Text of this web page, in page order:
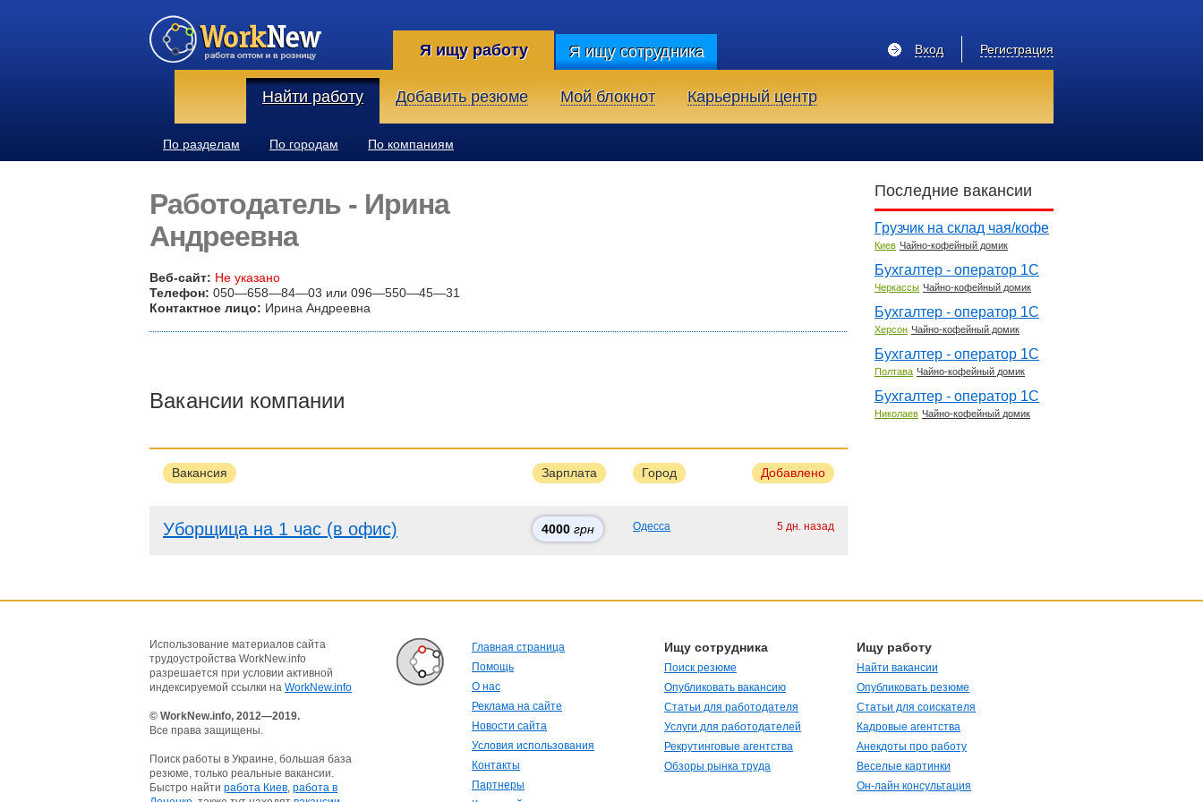
Я ищу работу Я ищу сотрудника Регистрация
Вход
Найти работу Добавить резюме Мой блокнот Карьерный центр
По разделам По городам По компаниям
Работодатель - Ирина
Андреевна
Веб-сайт: Не указано
Телефон: 050—658—84—03 или 096—550—45—31
Контактное лицо: Ирина Андреевна
Вакансии компании
Вакансия Зарплата Город Добавлено
Уборщица на 1 час (в офис) 4000 грн Одесса 5 дн. назад
Последние вакансии
Грузчик на склад чая/кофе
Киев Чайно-кофейный домик
Бухгалтер - оператор 1С
Черкассы Чайно-кофейный домик
Бухгалтер - оператор 1С
Херсон Чайно-кофейный домик
Бухгалтер - оператор 1С
Полтава Чайно-кофейный домик
Бухгалтер - оператор 1С
Николаев Чайно-кофейный домик
Использование материалов сайта
трудоустройства WorkNew.info
разрешается при условии активной
индексируемой ссылки на WorkNew.info
© WorkNew.info, 2012—2019.
Все права защищены.
Поиск работы в Украине, большая база
резюме, только реальные вакансии.
Быстро найти работа Киев, работа в
Главная страница
Помощь
О нас
Реклама на сайте
Новости сайта
Условия использования
Контакты
Партнеры
Ищу сотрудника
Поиск резюме
Опубликовать вакансию
Статьи для работодателя
Услуги для работодателей
Рекрутинговые агентства
Обзоры рынка труда
Ищу работу
Найти вакансии
Опубликовать резюме
Статьи для соискателя
Кадровые агентства
Анекдоты про работу
Веселые картинки
Он-лайн консультация